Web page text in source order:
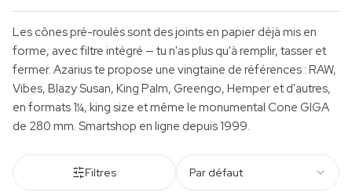
Les cônes pré-roulés sont des joints en papier déjà mis en
forme, avec filtre intégré — tu n'as plus qu'à remplir, tasser et
fermer. Azarius te propose une vingtaine de références : RAW,
Vibes, Blazy Susan, King Palm, Greengo, Hemper et d'autres,
en formats 1¼, king size et même le monumental Cone GIGA
de 280 mm. Smartshop en ligne depuis 1999.
Filtres Par défaut